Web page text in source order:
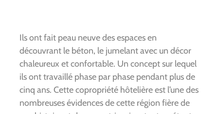
Ils ont fait peau neuve des espaces en
découvrant le béton, le jumelant avec un décor
chaleureux et confortable. Un concept sur lequel
ils ont travaillé phase par phase pendant plus de
cinq ans. Cette copropriété hôtelière est l’une des
nombreuses évidences de cette région fière de